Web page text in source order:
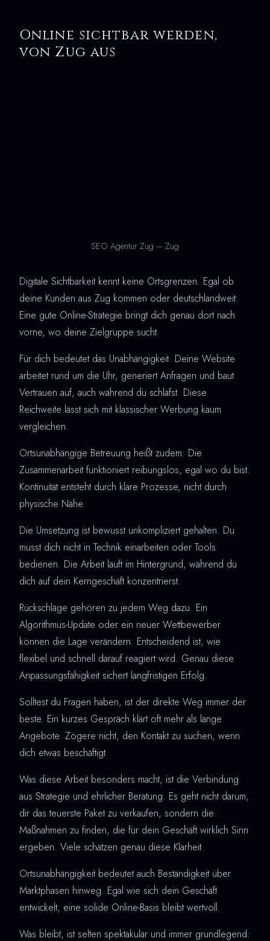
Online sichtbar werden,
von Zug aus
SEO Agentur Zug – Zug
Digitale Sichtbarkeit kennt keine Ortsgrenzen. Egal ob
deine Kunden aus Zug kommen oder deutschlandweit:
Eine gute Online-Strategie bringt dich genau dort nach
vorne, wo deine Zielgruppe sucht.
Für dich bedeutet das Unabhängigkeit. Deine Website
arbeitet rund um die Uhr, generiert Anfragen und baut
Vertrauen auf, auch während du schläfst. Diese
Reichweite lässt sich mit klassischer Werbung kaum
vergleichen.
Ortsunabhängige Betreuung heißt zudem: Die
Zusammenarbeit funktioniert reibungslos, egal wo du bist.
Kontinuität entsteht durch klare Prozesse, nicht durch
physische Nähe.
Die Umsetzung ist bewusst unkompliziert gehalten. Du
musst dich nicht in Technik einarbeiten oder Tools
bedienen. Die Arbeit läuft im Hintergrund, während du
dich auf dein Kerngeschäft konzentrierst.
Rückschläge gehören zu jedem Weg dazu. Ein
Algorithmus-Update oder ein neuer Wettbewerber
können die Lage verändern. Entscheidend ist, wie
flexibel und schnell darauf reagiert wird. Genau diese
Anpassungsfähigkeit sichert langfristigen Erfolg.
Solltest du Fragen haben, ist der direkte Weg immer der
beste. Ein kurzes Gespräch klärt oft mehr als lange
Angebote. Zögere nicht, den Kontakt zu suchen, wenn
dich etwas beschäftigt.
Was diese Arbeit besonders macht, ist die Verbindung
aus Strategie und ehrlicher Beratung. Es geht nicht darum,
dir das teuerste Paket zu verkaufen, sondern die
Maßnahmen zu finden, die für dein Geschäft wirklich Sinn
ergeben. Viele schätzen genau diese Klarheit.
Ortsunabhängigkeit bedeutet auch Beständigkeit über
Marktphasen hinweg. Egal wie sich dein Geschäft
entwickelt, eine solide Online-Basis bleibt wertvoll.
Was bleibt, ist selten spektakulär und immer grundlegend: